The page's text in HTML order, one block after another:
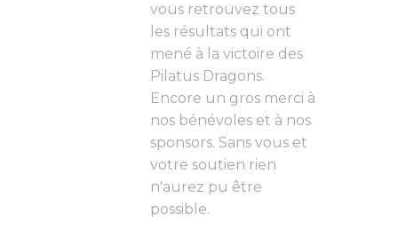
vous retrouvez tous
les résultats qui ont
mené à la victoire des
Pilatus Dragons.
Encore un gros merci à
nos bénévoles et à nos
sponsors. Sans vous et
votre soutien rien
n'aurez pu être
possible.